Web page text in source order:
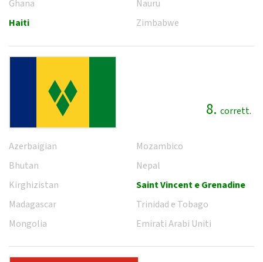
Ghana
Haiti
Nauru
Zimbabwe
8. corrett.
Azerbaigian
Bhutan
Kirghizistan
Madagascar
Mongolia
Mozambico
Nepal
Saint Vincent e Grenadine
Trinidad e Tobago
Emirati Arabi Uniti